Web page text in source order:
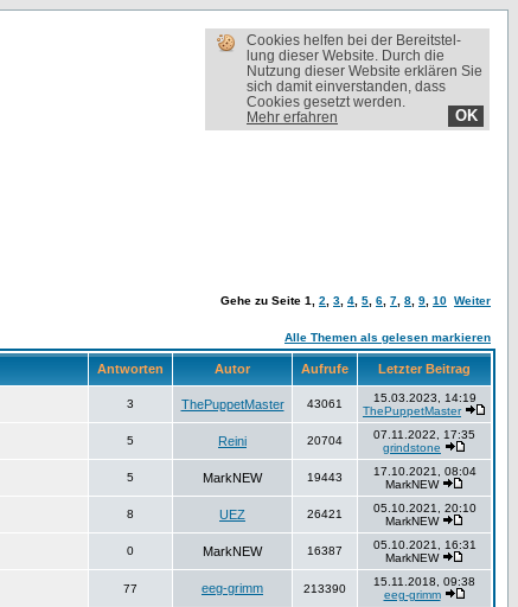
Cookies helfen bei der Bereit­stel­
lung dieser Website. Durch die
Nutzung dieser Website erklären Sie
sich damit einverstanden, dass
Cookies gesetzt werden.
Mehr erfahren
OK
Gehe zu Seite 1 2 3 4 5 6 7 8 9 10 Weiter
Alle Themen als gelesen markieren
Antworten Autor Aufrufe Letzter Beitrag
3 ThePuppetMaster 43061
15.03.2023, 14:19
ThePuppetMaster
5 Reini 20704
07.11.2022, 17:35
grindstone
5 MarkNEW 19443
17.10.2021, 08:04
MarkNEW
8 UEZ 26421
05.10.2021, 20:10
MarkNEW
0 MarkNEW 16387
05.10.2021, 16:31
MarkNEW
77 eeg-grimm 213390
15.11.2018, 09:38
eeg-grimm